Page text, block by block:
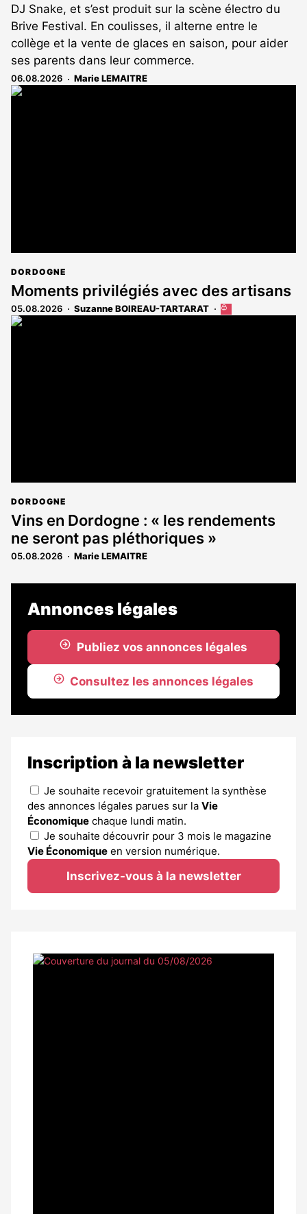
DJ Snake, et s’est produit sur la scène électro du
Brive Festival. En coulisses, il alterne entre le
collège et la vente de glaces en saison, pour aider
ses parents dans leur commerce.
06.08.2026 Marie LEMAITRE
DORDOGNE
Moments privilégiés avec des artisans
05.08.2026 Suzanne BOIREAU-TARTARAT
Cet
DORDOGNE
Vins en Dordogne : « les rendements
ne seront pas pléthoriques »
05.08.2026 Marie LEMAITRE
Annonces légales
Publiez vos annonces légales
Consultez les annonces légales
Inscription à la newsletter
Je souhaite recevoir gratuitement la synthèse
des annonces légales parues sur la Vie
Économique chaque lundi matin.
Je souhaite découvrir pour 3 mois le magazine
Vie Économique en version numérique.
Inscrivez-vous à la newsletter
Notre